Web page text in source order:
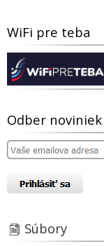
WiFi pre teba
Odber noviniek
Súbory